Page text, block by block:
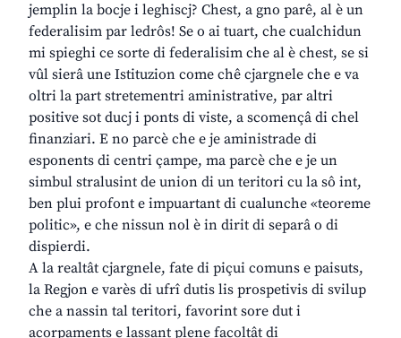
jemplin la bocje i leghiscj? Chest, a gno parê, al è un
federalisim par ledrôs! Se o ai tuart, che cualchidun
mi spieghi ce sorte di federalisim che al è chest, se si
vûl sierâ une Istituzion come chê cjargnele che e va
oltri la part stretementri aministrative, par altri
positive sot ducj i ponts di viste, a scomençâ di chel
finanziari. E no parcè che e je aministrade di
esponents di centri çampe, ma parcè che e je un
simbul stralusint de union di un teritori cu la sô int,
ben plui profont e impuartant di cualunche «teoreme
politic», e che nissun nol è in dirit di separâ o di
dispierdi.
A la realtât cjargnele, fate di piçui comuns e paisuts,
la Regjon e varès di ufrî dutis lis prospetivis di svilup
che a nassin tal teritori, favorint sore dut i
acorpaments e lassant plene facoltât di